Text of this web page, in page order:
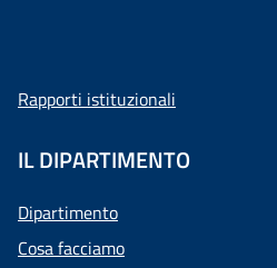
Rapporti istituzionali
IL DIPARTIMENTO
Dipartimento
Cosa facciamo